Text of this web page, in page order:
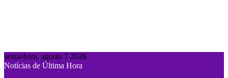
sexta-feira, agosto 7 2026
Notícias de Última Hora